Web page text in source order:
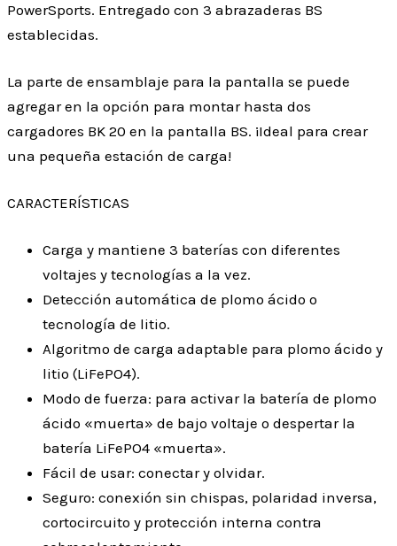
PowerSports. Entregado con 3 abrazaderas BS
establecidas.
La parte de ensamblaje para la pantalla se puede
agregar en la opción para montar hasta dos
cargadores BK 20 en la pantalla BS. ¡Ideal para crear
una pequeña estación de carga!
CARACTERÍSTICAS
Carga y mantiene 3 baterías con diferentes
voltajes y tecnologías a la vez.
Detección automática de plomo ácido o
tecnología de litio.
Algoritmo de carga adaptable para plomo ácido y
litio (LiFePO4).
Modo de fuerza: para activar la batería de plomo
ácido «muerta» de bajo voltaje o despertar la
batería LiFePO4 «muerta».
Fácil de usar: conectar y olvidar.
Seguro: conexión sin chispas, polaridad inversa,
cortocircuito y protección interna contra